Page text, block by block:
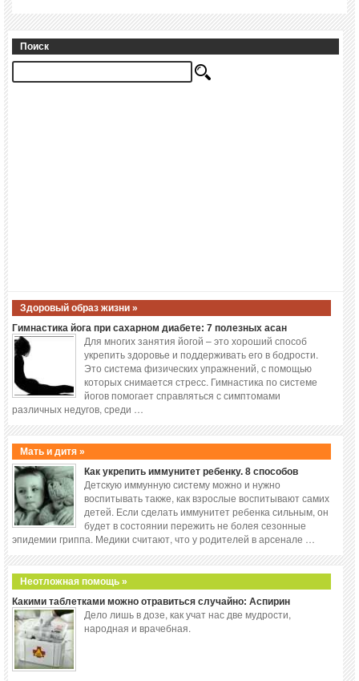
Поиск
Здоровый образ жизни »
Гимнастика йога при сахарном диабете: 7 полезных асан
Для многих занятия йогой – это хороший способ
укрепить здоровье и поддерживать его в бодрости.
Это система физических упражнений, с помощью
которых снимается стресс. Гимнастика по системе
йогов помогает справляться с симптомами
различных недугов, среди …
Мать и дитя »
Как укрепить иммунитет ребенку. 8 способов
Детскую иммунную систему можно и нужно
воспитывать также, как взрослые воспитывают самих
детей. Если сделать иммунитет ребенка сильным, он
будет в состоянии пережить не болея сезонные
эпидемии гриппа. Медики считают, что у родителей в арсенале …
Неотложная помощь »
Какими таблетками можно отравиться случайно: Аспирин
Дело лишь в дозе, как учат нас две мудрости,
народная и врачебная.